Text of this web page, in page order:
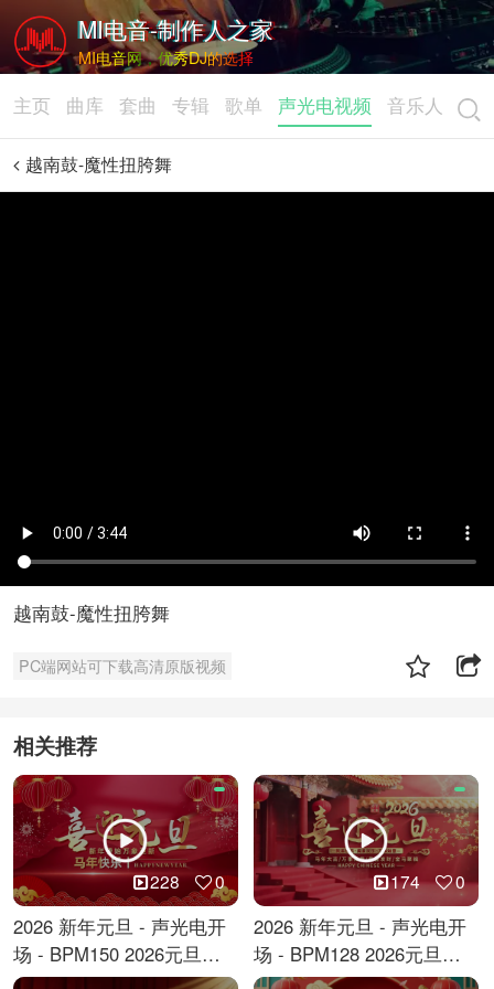
MI电音-制作人之家
MI电音网，优秀DJ的选择
主页 曲库 套曲 专辑 歌单 声光电视频 音乐人
越南鼓-魔性扭胯舞
越南鼓-魔性扭胯舞
PC端网站可下载高清原版视频
相关推荐
228 0
2026 新年元旦 - 声光电开
场 - BPM150 2026元旦跨
年倒计时
174 0
2026 新年元旦 - 声光电开
场 - BPM128 2026元旦马
年